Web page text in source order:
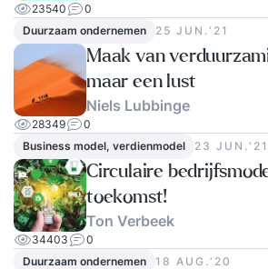
23540
0
Duurzaam ondernemen
25 JUN.‘21
Maak van
maar een lust
Niels Lubbinge
28349
0
Business model, verdienmodel
23 JUN.‘21
Circulaire
toekomst!
Ton Verbeek
34403
0
Duurzaam ondernemen
18 AUG.‘20